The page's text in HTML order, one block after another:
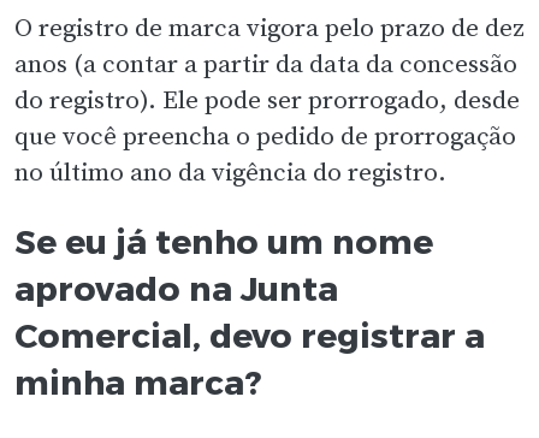
O registro de marca vigora pelo prazo de dez
anos (a contar a partir da data da concessão
do registro). Ele pode ser prorrogado, desde
que você preencha o pedido de prorrogação
no último ano da vigência do registro.
Se eu já tenho um nome
aprovado na Junta
Comercial, devo registrar a
minha marca?